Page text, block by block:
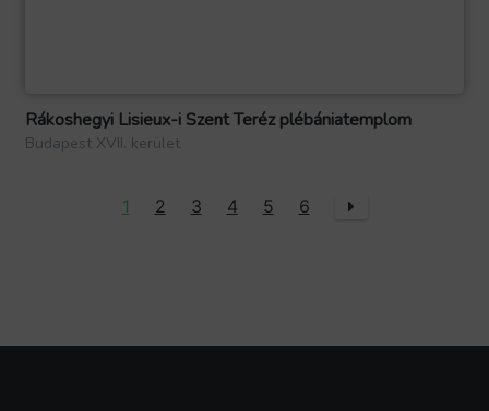
Rákoshegyi Lisieux-i Szent Teréz plébániatemplom
Budapest XVII. kerület
1 2 3 4 5 6